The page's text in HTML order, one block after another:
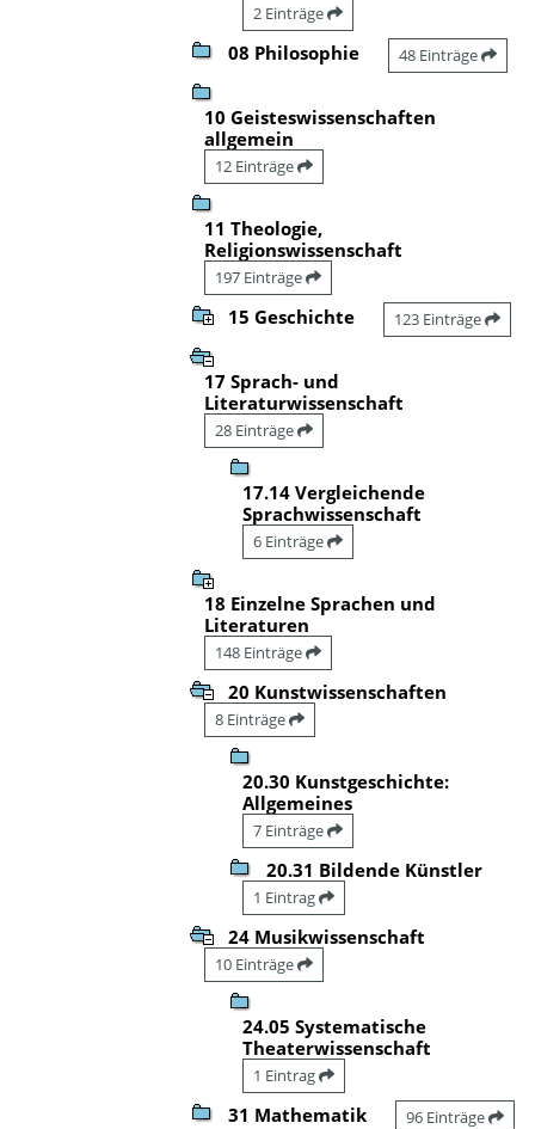
2 Einträge
08 Philosophie 48 Einträge
10 Geisteswissenschaften
allgemein
12 Einträge
11 Theologie,
Religionswissenschaft
197 Einträge
15 Geschichte 123 Einträge
17 Sprach- und
Literaturwissenschaft
28 Einträge
17.14 Vergleichende
Sprachwissenschaft
6 Einträge
18 Einzelne Sprachen und
Literaturen
148 Einträge
20 Kunstwissenschaften
8 Einträge
20.30 Kunstgeschichte:
Allgemeines
7 Einträge
20.31 Bildende Künstler
1 Eintrag
24 Musikwissenschaft
10 Einträge
24.05 Systematische
Theaterwissenschaft
1 Eintrag
31 Mathematik 96 Einträge